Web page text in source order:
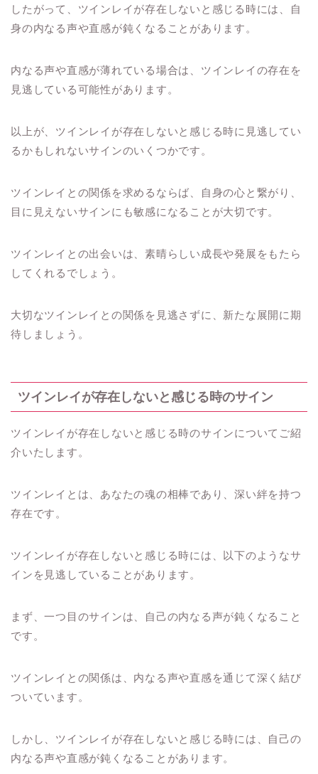
したがって、ツインレイが存在しないと感じる時には、自
身の内なる声や直感が鈍くなることがあります。
内なる声や直感が薄れている場合は、ツインレイの存在を
見逃している可能性があります。
以上が、ツインレイが存在しないと感じる時に見逃してい
るかもしれないサインのいくつかです。
ツインレイとの関係を求めるならば、自身の心と繋がり、
目に見えないサインにも敏感になることが大切です。
ツインレイとの出会いは、素晴らしい成長や発展をもたら
してくれるでしょう。
大切なツインレイとの関係を見逃さずに、新たな展開に期
待しましょう。
ツインレイが存在しないと感じる時のサイン
ツインレイが存在しないと感じる時のサインについてご紹
介いたします。
ツインレイとは、あなたの魂の相棒であり、深い絆を持つ
存在です。
ツインレイが存在しないと感じる時には、以下のようなサ
インを見逃していることがあります。
まず、一つ目のサインは、自己の内なる声が鈍くなること
です。
ツインレイとの関係は、内なる声や直感を通じて深く結び
ついています。
しかし、ツインレイが存在しないと感じる時には、自己の
内なる声や直感が鈍くなることがあります。